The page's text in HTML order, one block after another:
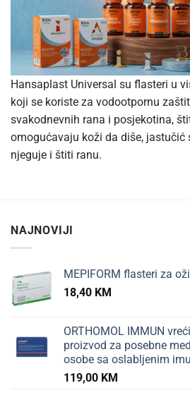
Hansaplast Universal su flasteri u
koji se koriste za vodootpornu
svakodnevnih rana i posjekotina,
omogućavaju koži da diše, jastučić
njeguje i štiti ranu.
NAJNOVIJI
MEPIFORM flasteri za
18,40 KM
ORTHOMOL IMMUN
proizvod za posebne
osobe sa oslabljenim
119,00 KM